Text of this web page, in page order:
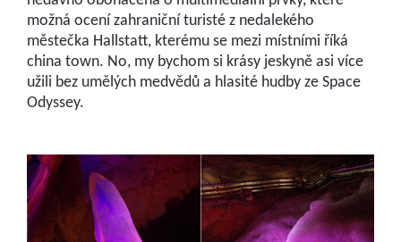
možná ocení zahraniční turisté z nedalekého
městečka Hallstatt, kterému se mezi místními říká
china town. No, my bychom si krásy jeskyně asi více
užili bez umělých medvědů a hlasité hudby ze Space
Odyssey.